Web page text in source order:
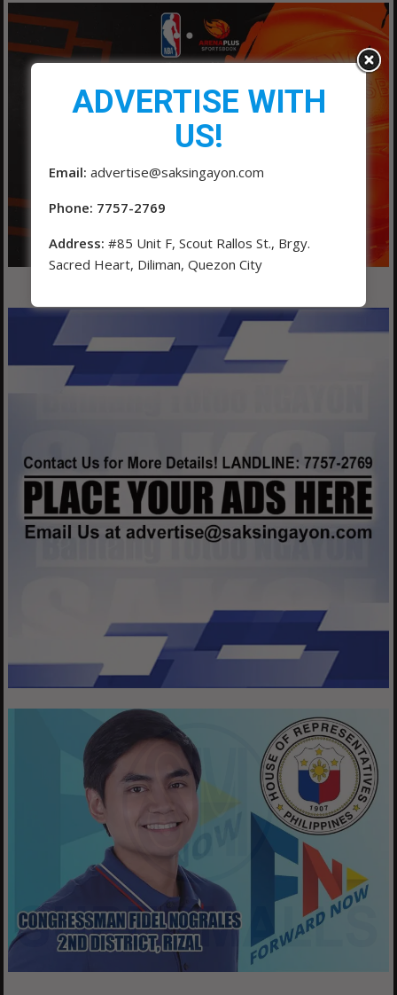
ADVERTISE WITH
US!
Email: advertise@saksingayon.com
Phone: 7757-2769
Address: #85 Unit F, Scout Rallos St., Brgy.
Sacred Heart, Diliman, Quezon City